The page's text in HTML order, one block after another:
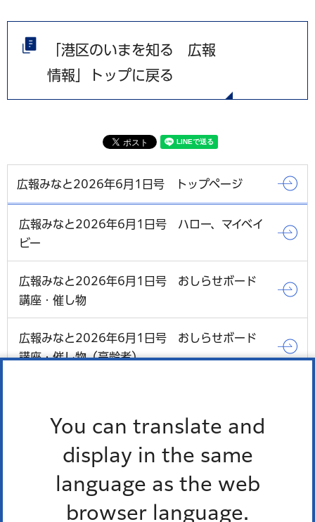
You can translate and
display in the same
language as the web
browser language.
「港区のいまを知る 広報
情報」トップに戻る
広報みなと2026年6月1日号 トップページ
広報みなと2026年6月1日号 ハロー、マイベイ
ビー
広報みなと2026年6月1日号 おしらせボード
講座・催し物
広報みなと2026年6月1日号 おしらせボード
講座・催し物（高齢者）
広報みなと2026年6月1日号 おしらせボード
もっとみる